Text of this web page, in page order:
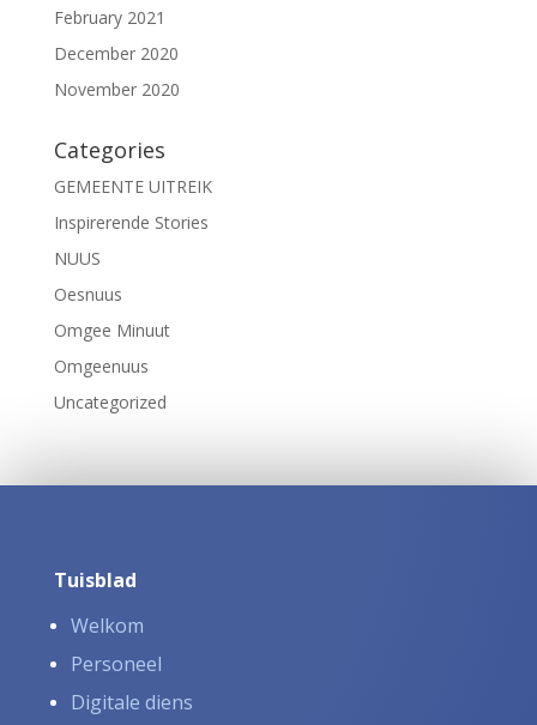
February 2021
December 2020
November 2020
Categories
GEMEENTE UITREIK
Inspirerende Stories
NUUS
Oesnuus
Omgee Minuut
Omgeenuus
Uncategorized
Tuisblad
Welkom
Personeel
Digitale diens